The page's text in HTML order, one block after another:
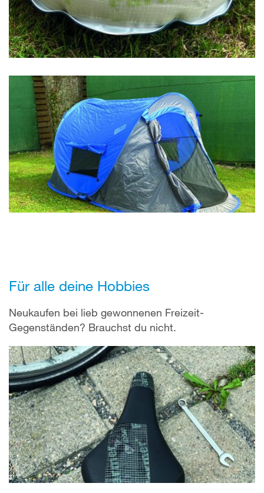
Für alle deine Hobbies
Neukaufen bei lieb gewonnenen Freizeit-
Gegenständen? Brauchst du nicht.